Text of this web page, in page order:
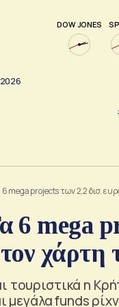
DOW JONES
2026
mega projects των 2,2 δισ.
6 mega
χάρτη
η
μεγάλα funds